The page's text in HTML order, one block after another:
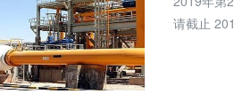
请截止